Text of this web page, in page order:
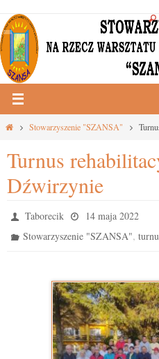
Przejdź
do
treści
StronaStowarzyszenie "SZANSA"
Turnus
Dźwirzynie
Taborecik
14 maja 2022
Stowarzyszenie "SZANSA",